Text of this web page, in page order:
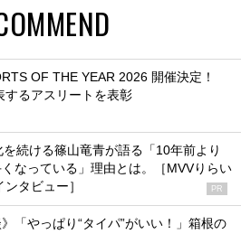
OF THE YEAR 2026 開催決定！
するアスリートを表彰
続ける篠山竜青が語る「10年前より
なっている」理由とは。［MVVりらい
タビュー］
PR
》「やっぱり“タイパ”がいい！」箱根の